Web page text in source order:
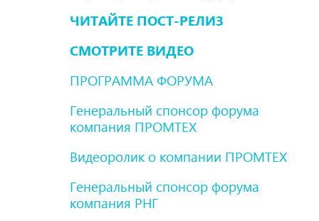
ЧИТАЙТЕ ПОСТ-РЕЛИЗ
СМОТРИТЕ ВИДЕО
ПРОГРАММА ФОРУМА
Генеральный спонсор форума
компания ПРОМТЕХ
Видеоролик о компании ПРОМТЕХ
Генеральный спонсор форума
компания РНГ